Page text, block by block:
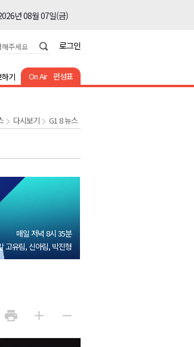
년 08월 07일(금)
2026년 08월 07일(금)
년 08월 07일(금)
년 08월 07일(금)
2026년 08월 07일(금)
년 08월 07일(금)
2026년 08월 07일(금)
년 08월 07일(금)
2026년 08월 07일(금)
년 08월 07일(금)
로그인
On Air 편성표
기
다시보기 G1 8 뉴스
매일 저녁 8시 35분
고유림, 신아림, 박진형
print add
게
remove
게